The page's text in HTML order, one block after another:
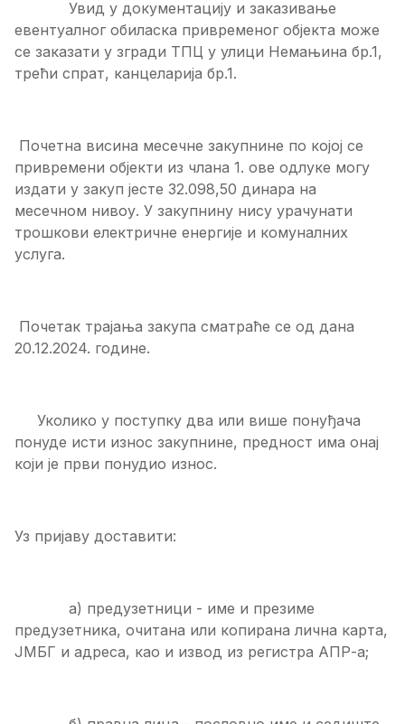
Увид у документацију и заказивање
евентуалног обиласка привременог објекта може
се заказати у згради ТПЦ у улици Немањина бр.1,
трећи спрат, канцеларија бр.1.
Почетна висина месечне закупнине по којој се
привремени објекти из члана 1. ове одлуке могу
издати у закуп јесте 32.098,50 динара на
месечном нивоу. У закупнину нису урачунати
трошкови електричне енергије и комуналних
услуга.
Почетак трајања закупа сматраће се од дана
20.12.2024. године.
Уколико у поступку два или више понуђача
понуде исти износ закупнине, предност има онај
који је први понудио износ.
Уз пријаву доставити:
а) предузетници - име и презиме
предузетника, очитана или копирана лична карта,
ЈМБГ и адреса, као и извод из регистра АПР-а;